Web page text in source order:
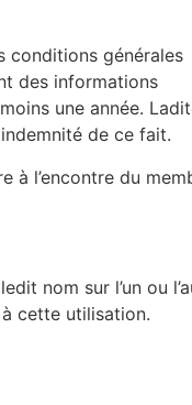
conditions générales
des informations
une année.
de ce fait.
à l’encontre du
nom sur l’un ou
cette utilisation.